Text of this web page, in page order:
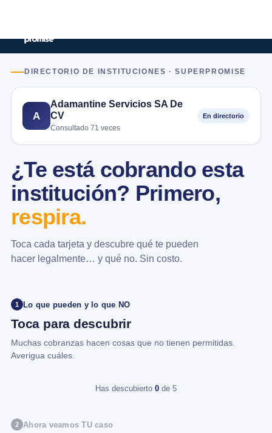
DIRECTORIO DE INSTITUCIONES · SUPERPROMISE
A
Adamantine Servicios SA De
CV
Consultado 71 veces
En directorio
¿Te está cobrando esta
institución? Primero,
respira.
Toca cada tarjeta y descubre qué te pueden
hacer legalmente… y qué no. Sin costo.
1 Lo que pueden y lo que NO
Toca para descubrir
Muchas cobranzas hacen cosas que no tienen permitidas.
Averigua cuáles.
Has descubierto 0 de 5
2 Ahora veamos TU caso